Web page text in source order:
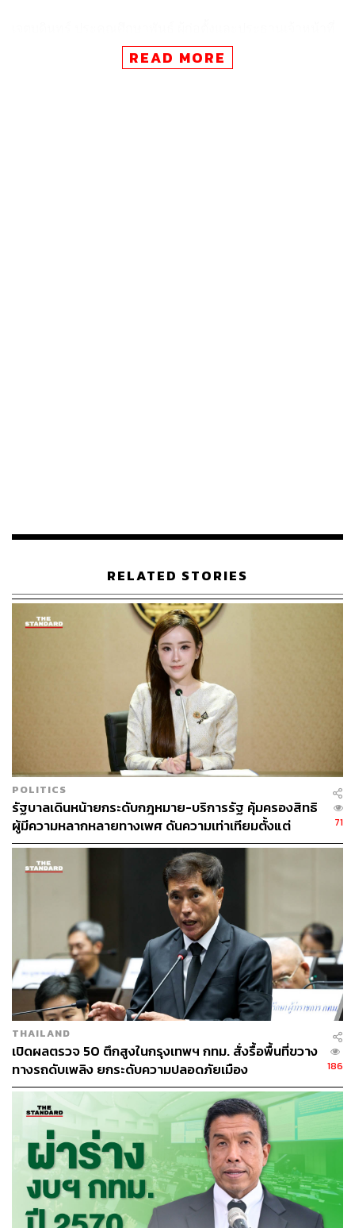
บริหาร Aura Wellness ระบุอีกว่า พฤติกรรมที่เปลี่ยนของผู้
บริโภคได้รับอิทธิพลจากโซเชียลมีเดียที่ทำให้คนตระหนักถึง
เจาะจงและตายตัวเกินไป T-Beauty ของเราสามารถปรับแต่ง
ข้อมูลจาก การท่องเที่ยวแห่งประเทศไทย
ในปี 2569 ททท. จะเดินหน้ารุกตลาดท่องเที่ยวเชิงการแพทย์
และสุขภาพ เนื่องจากนักท่องเที่ยวกลุ่มนี้มีการใช้จ่าย
107,662 บาทต่อคนต่อทริป สูงกว่านักท่องเที่ยวทั่วไป
ประมาณ 102.67% โดยไทยมีจุดแข็งเรื่องสถานพยาบาล
มาตรฐานระดับโลก ได้รับการรับรองจาก JCI (Joint
Commission International) มากถึง 61 แห่ง ราคาต่ำกว่า
ประเทศตะวันตก 30-70% และมีสถานพยาบาลครอบคลุมทั่ว
ประเทศมากกว่า 500 แห่ง
ในปี 2568 ไทยคาดว่าจะมีรายได้จากตลาด Health Tourism
ราว 1.25 แสนล้านบาท จากนักท่องเที่ยว 5.8 แสนคน คิดเป็น
สัดส่วน 1.74% ของนักท่องเที่ยวต่างชาติทั้งหมด โดยประเทศ
ที่นิยมเดินทางมารักษาในไทยมาจากกลุ่มตะวันออกกลาง
เช่น กาตาร์ โอมาน และคูเวต กลุ่มประเทศเพื่อนบ้าน เช่น
กัมพูชา และกลุ่มประเทศเอเชียใต้ เช่น บังกลาเทศ
สำหรับ Aura Wellness เจตบดินทร์ ระบุว่าสิ่งที่ทำแตกต่าง
จากที่อื่นคือ เราไม่ได้ใช้ระบบเอเจนซี่ แม้จะเคยศึกษาโมเดล
นี้ แต่พบว่ามีการเก็บค่าธรรมเนียมที่ค่อนข้างสูง จึงเลือกใช้
วิธี Direct Marketing เจาะเข้าถึงลูกค้า ซึ่งนอกจากจะบริหาร
ต้นทุนได้อย่างมีประสิทธิภาพคุ้มค่ากว่าแล้ว ยังสามารถสร้าง
ประสบการณ์แบบ Personal Touch เข้าถึงลูกค้าได้โดยตรง
ปัจจุบัน Aura Wellness ดำเนินงานผ่าน 3 แบรนด์ในเครือ
ได้แก่
Aura Bangkok Clinic ซึ่งเจาะกลุ่มลูกค้าพรีเมียมใน
พื้นที่กรุงเทพมหานคร ที่มีรายได้ระดับ 30,000 บาทขึ้น
ไป ซึ่งตลาดยังคงเติบโตอย่างต่อเนื่อง ปัจจุบันมี 19
สาขา
Aura Xpress แบรนด์ใหม่ที่เปิดตัวในปี 2568 ออกแบบ
READ MORE
RELATED STORIES
POLITICS
รัฐบาลเดินหน้ายกระดับกฎหมาย-บริการรัฐ คุ้มครองสิทธิ
ผู้มีความหลากหลายทางเพศ ดันความเท่าเทียมตั้งแต่
หลักสูตรในห้องเรียนถึงที่ทำงาน
71
THAILAND
เปิดผลตรวจ 50 ตึกสูงในกรุงเทพฯ กทม. สั่งรื้อพื้นที่ขวาง
ทางรถดับเพลิง ยกระดับความปลอดภัยเมือง
186